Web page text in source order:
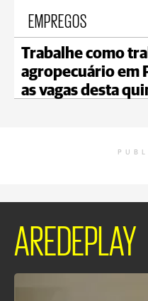
EMPREGOS
Trabalhe como
agropecuário em
as vagas desta
AREDEPLAY